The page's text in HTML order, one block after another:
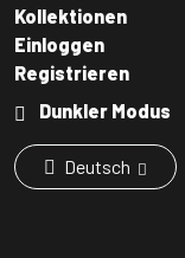
Kollektionen
Einloggen
Registrieren
Dunkler Modus
Deutsch